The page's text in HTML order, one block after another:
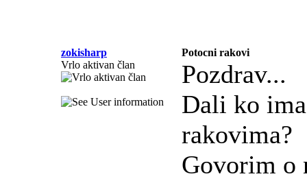
zokisharp
Potocni rakovi
Vrlo aktivan član
Pozdrav...
Dali ko
rakovima?
Govorim o